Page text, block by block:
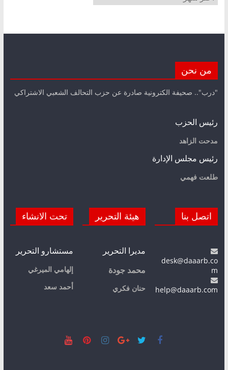
من نحن
"درب".. صحيفة الكترونية صادرة عن حزب التحالف الشعبي الاشتراكي
رئيس الحزب
مدحت الزاهد
رئيس مجلس الإدارة
طلعت فهمي
اتصل بنا
desk@daaarb.co
m
help@daaarb.com
هيئة التحرير
مديرا التحرير
محمد جودة
حنان فكري
تحت الانشاء
مستشارو التحرير
إلهامي الميرغي
أحمد سعد